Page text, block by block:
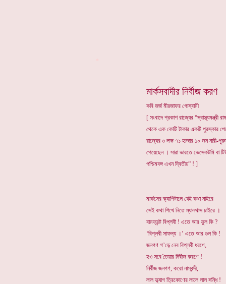
মার্কসবাদীর নির্বীজ করণ
কবি জর্জ মীরজাফর গোস্বামী
[ সংবাদে প্রকাশ রাজ্যের “স্বাস্থ্যমন্ত্রী
থেকে এক কোটি টাকার একটি পুরস্কার
রাজ্যের ৩ লক্ষ ৭১ হাজার ১০ জন নারী-
পেয়েছেন । সারা ভারতে ভেসেকটমি বা
পশ্চিমবঙ্গ এখন দ্বিতীয়” ! ]
মার্কসের ক্যাপিটালে যেই কথা নাইরে
সেই কথা শিখে নিতে ম্যালথাস চাইরে ।
বামফ্রন্ট বিপ্লবী ! এতে আর ভুল কি ?
‘বিপ্লবী সাফল্য ।’ এতে আর গুল কি !
জনগণ গ’ড়ে নেব বিপ্লবী ধরণে,
হও সবে তৈয়ার নির্বীজ করণে !
নির্বীজ জনগণ, করো নাসবন্দী,
লাল ফ্ল্যাগ ত্রিকোণের লালে লাল সন্ধি !